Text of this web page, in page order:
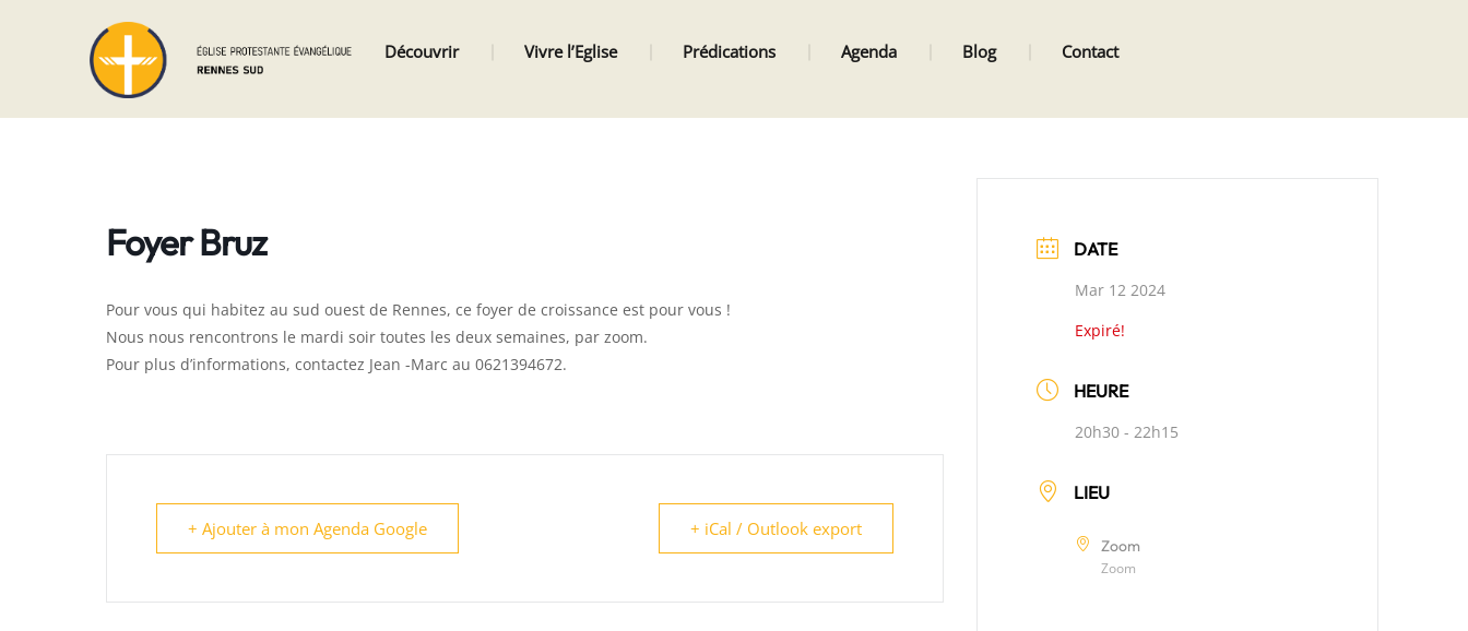
Skip
to
navigation
Skip
to
content
Découvrir Vivre l’Eglise Prédications Agenda Blog Contact
Foyer Bruz
Pour vous qui habitez au sud ouest de Rennes, ce foyer de croissance est pour vous !
Nous nous rencontrons le mardi soir toutes les deux semaines, par zoom.
Pour plus d’informations, contactez Jean -Marc au 0621394672.
+ Ajouter à mon Agenda Google + iCal / Outlook export
DATE
Mar 12 2024
Expiré!
HEURE
20h30 - 22h15
LIEU
Zoom
Zoom